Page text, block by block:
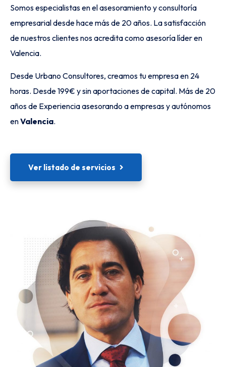
Somos especialistas en el asesoramiento y consultoría
empresarial desde hace más de 20 años. La satisfacción
de nuestros clientes nos acredita como asesoría líder en
Valencia.
Desde Urbano Consultores, creamos tu empresa en 24
horas. Desde 199€ y sin aportaciones de capital. Más de 20
años de Experiencia asesorando a empresas y autónomos
enValencia.
Ver listado de servicios